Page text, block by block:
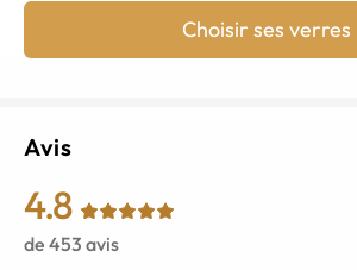
Choisir ses verres
Avis
4.8
de 453 avis